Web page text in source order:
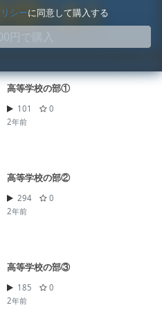
シーに同意して購入する
円で購入
高等学校の部①
101
0
2年前
高等学校の部②
294
0
2年前
高等学校の部③
185
0
2年前